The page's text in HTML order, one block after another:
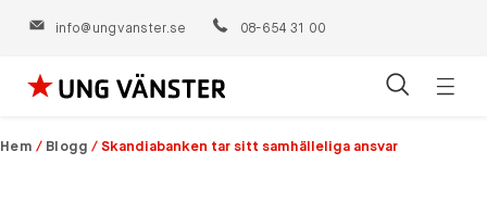
info@ungvanster.se 08-654 31 00
Hoppa
till
Hem / Blogg /Skandiabanken tar sitt samhälleliga ansvar